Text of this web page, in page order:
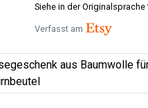
Siehe in der Originalsprache
Verfasst am